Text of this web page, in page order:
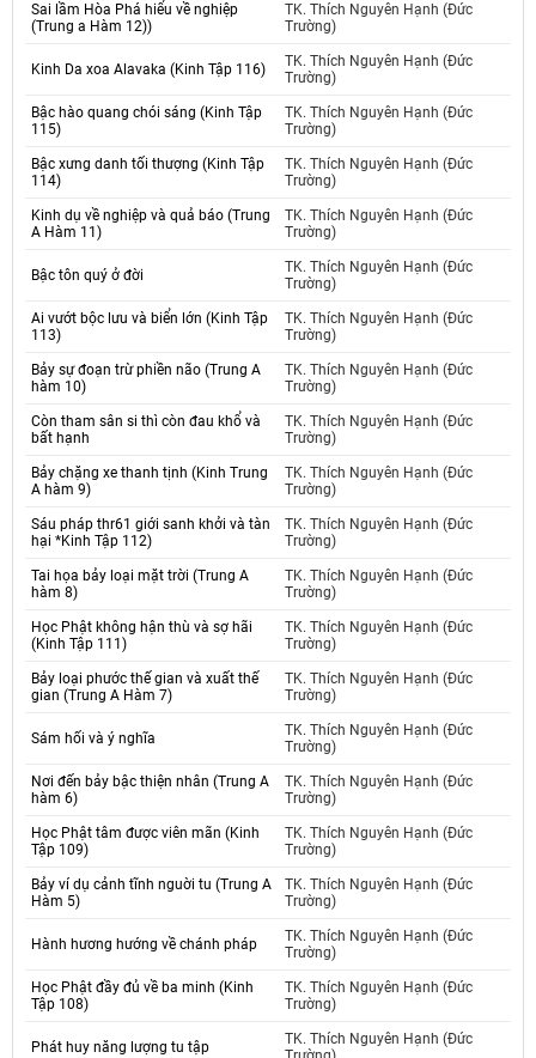
Sai lầm Hòa Phá hiểu về nghiệp
(Trung a Hàm 12))
TK. Thích Nguyên Hạnh (Đức
Trường)
Kinh Da xoa Alavaka (Kinh Tập 116)
TK. Thích Nguyên Hạnh (Đức
Trường)
Bậc hào quang chói sáng (Kinh Tập
115)
TK. Thích Nguyên Hạnh (Đức
Trường)
Bậc xưng danh tối thượng (Kinh Tập
114)
TK. Thích Nguyên Hạnh (Đức
Trường)
Kinh dụ về nghiệp và quả báo (Trung
A Hàm 11)
TK. Thích Nguyên Hạnh (Đức
Trường)
Bậc tôn quý ở đời
TK. Thích Nguyên Hạnh (Đức
Trường)
Ai vướt bộc lưu và biển lớn (Kinh Tập
113)
TK. Thích Nguyên Hạnh (Đức
Trường)
Bảy sự đoạn trừ phiền não (Trung A
hàm 10)
TK. Thích Nguyên Hạnh (Đức
Trường)
Còn tham sân si thì còn đau khổ và
bất hạnh
TK. Thích Nguyên Hạnh (Đức
Trường)
Bảy chặng xe thanh tịnh (Kinh Trung
A hàm 9)
TK. Thích Nguyên Hạnh (Đức
Trường)
Sáu pháp thr61 giới sanh khởi và tàn
hại *Kinh Tập 112)
TK. Thích Nguyên Hạnh (Đức
Trường)
Tai họa bảy loại mặt trời (Trung A
hàm 8)
TK. Thích Nguyên Hạnh (Đức
Trường)
Học Phật không hận thù và sợ hãi
(Kinh Tập 111)
TK. Thích Nguyên Hạnh (Đức
Trường)
Bảy loại phước thế gian và xuất thế
gian (Trung A Hàm 7)
TK. Thích Nguyên Hạnh (Đức
Trường)
Sám hối và ý nghĩa
TK. Thích Nguyên Hạnh (Đức
Trường)
Nơi đến bảy bậc thiện nhân (Trung A
hàm 6)
TK. Thích Nguyên Hạnh (Đức
Trường)
Học Phật tâm được viên mãn (Kinh
Tập 109)
TK. Thích Nguyên Hạnh (Đức
Trường)
Bảy ví dụ cảnh tĩnh nguời tu (Trung A
Hàm 5)
TK. Thích Nguyên Hạnh (Đức
Trường)
Hành hương hướng về chánh pháp
TK. Thích Nguyên Hạnh (Đức
Trường)
Học Phật đầy đủ về ba minh (Kinh
Tập 108)
TK. Thích Nguyên Hạnh (Đức
Trường)
Phát huy năng lượng tu tập
TK. Thích Nguyên Hạnh (Đức